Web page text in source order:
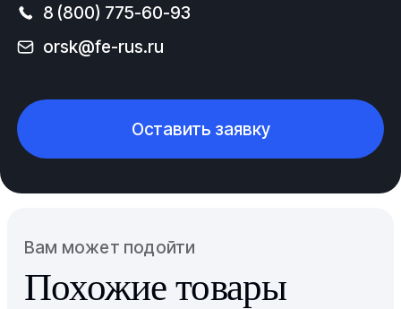
8 (800) 775-60-93
orsk@fe-rus.ru
Оставить заявку
Вам может подойти
Похожие товары